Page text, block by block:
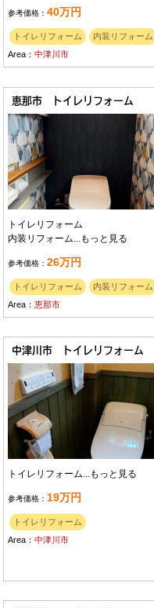
参考価格：40万円
トイレリフォーム
内装リフォーム
Area：中津川市
恵那市 トイレリフォーム
トイレリフォーム
内装リフォーム...
もっと見る
参考価格：26万円
トイレリフォーム
内装リフォーム
Area：恵那市
中津川市 トイレリフォーム
トイレリフォーム...もっと見る
参考価格： 19万円
トイレリフォーム
Area：中津川市